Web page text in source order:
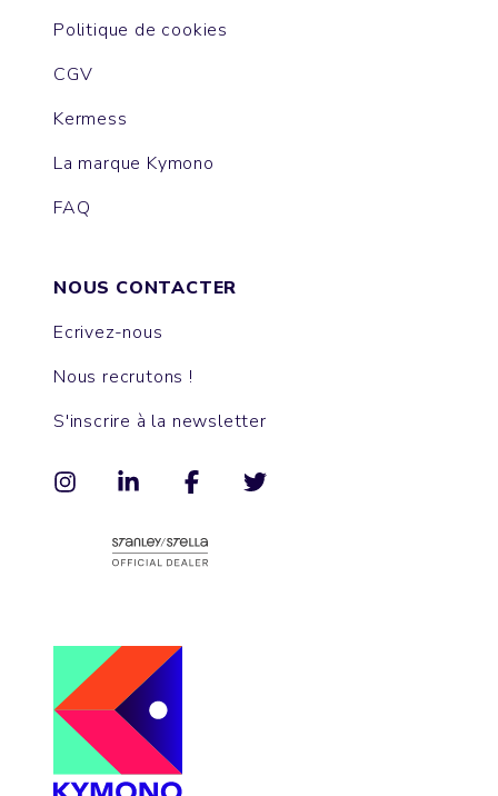
Politique de cookies
CGV
Kermess
La marque Kymono
FAQ
NOUS CONTACTER
Ecrivez-nous
Nous recrutons !
S'inscrire à la newsletter